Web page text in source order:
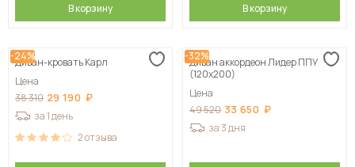
В корзину В корзину
-24%
Диван-кровать Карл
Цена
38 310 29 190
за 1 день
2отзыва
-32%
Диван аккордеон Лидер ППУ
(120х200)
Цена
49 520 33 650
за 3 дня